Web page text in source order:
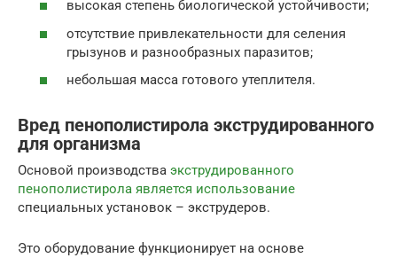
высокая степень биологической устойчивости;
отсутствие привлекательности для селения
грызунов и разнообразных паразитов;
небольшая масса готового утеплителя.
Вред пенополистирола экструдированного
для организма
Основой производства экструдированного
пенополистирола является использование
специальных установок – экструдеров.
Это оборудование функционирует на основе